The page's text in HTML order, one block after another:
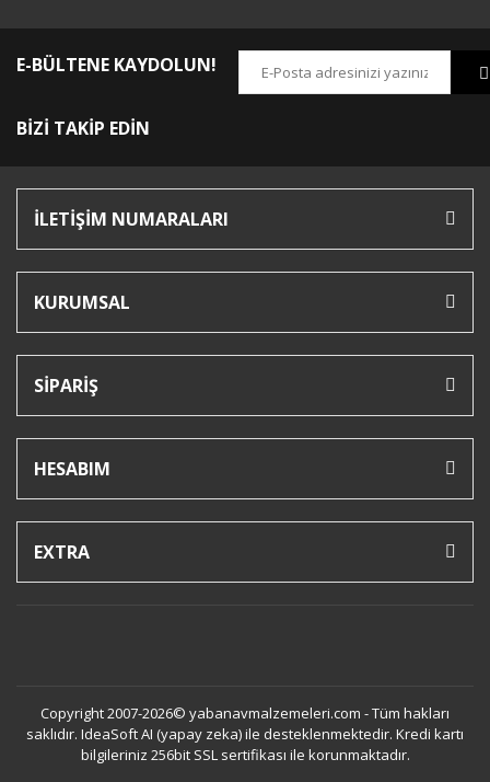
E-BÜLTENE KAYDOLUN!
BİZİ TAKİP EDİN
İLETİŞİM NUMARALARI
KURUMSAL
SİPARİŞ
HESABIM
EXTRA
Copyright 2007-2026© yabanavmalzemeleri.com - Tüm hakları
saklıdır. IdeaSoft AI (yapay zeka) ile desteklenmektedir. Kredi kartı
bilgileriniz 256bit SSL sertifikası ile korunmaktadır.